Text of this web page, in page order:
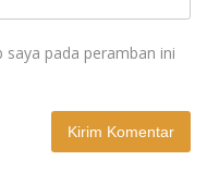
pada peramban ini